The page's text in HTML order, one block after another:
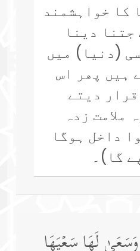
کا خواہشمند
جتنا دینا
(دنیا) میں
ہیں پھر اس
دیتے
ملامت زدہ
داخل ہوگا
گا)۔
وَسَعَىٰ لَهَا سَعۡیَهَا